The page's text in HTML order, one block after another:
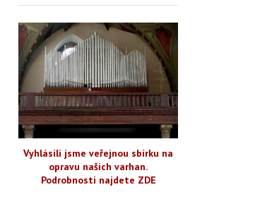
Vyhlásili jsme veřejnou sbírku na
opravu našich varhan.
Podrobnosti najdete ZDE